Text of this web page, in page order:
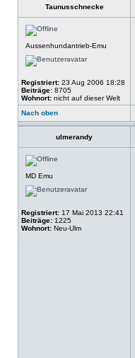
Taunusschnecke
Aussenhundantrieb-Emu
Registriert: 23 Aug 2006 18:28
Beiträge: 8705
Wohnort: nicht auf dieser Welt
Nach oben
ulmerandy
MD Emu
Registriert: 17 Mai 2013 22:41
Beiträge: 1225
Wohnort: Neu-Ulm